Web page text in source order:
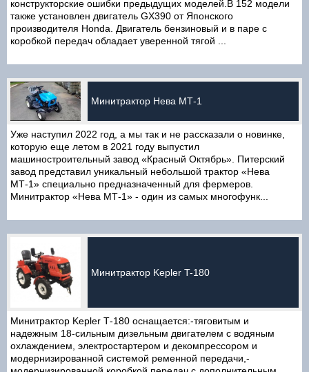
конструкторские ошибки предыдущих моделей.В 152 модели
также установлен двигатель GX390 от Японского
производителя Honda. Двигатель бензиновый и в паре с
коробкой передач обладает уверенной тягой ...
Минитрактор Нева МТ-1
Уже наступил 2022 год, а мы так и не рассказали о новинке,
которую еще летом в 2021 году выпустил
машиностроительный завод «Красный Октябрь». Питерский
завод представил уникальный небольшой трактор «Нева
МТ-1» специально предназначенный для фермеров.
Минитрактор «Нева МТ-1» - один из самых многофунк...
Минитрактор Kepler T-180
Минитрактор Kepler Т-180 оснащается:-тяговитым и
надежным 18-сильным дизельным двигателем с водяным
охлаждением, электростартером и декомпрессором и
модернизированной системой ременной передачи,-